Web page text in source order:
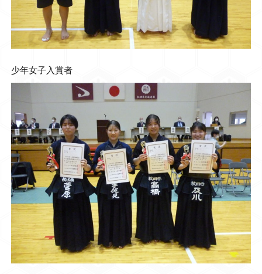
少年女子入賞者